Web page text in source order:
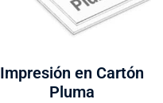
Impresión en Cartón
Pluma